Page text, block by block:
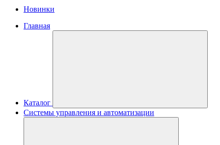
Новинки
Главная
Каталог
Системы управления и автоматизации